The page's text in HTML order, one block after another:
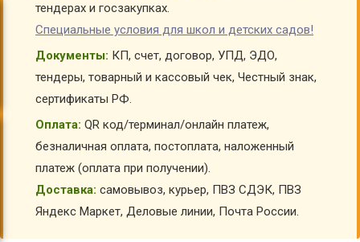
тендерах и госзакупках.
Специальные условия для школ и детских садов!
Документы: КП, счет, договор, УПД, ЭДО,
тендеры, товарный и кассовый чек, Честный знак,
сертификаты РФ.
Оплата: QR код/терминал/онлайн платеж,
безналичная оплата, постоплата, наложенный
платеж (оплата при получении).
Доставка: самовывоз, курьер, ПВЗ СДЭК, ПВЗ
Яндекс Маркет, Деловые линии, Почта России.